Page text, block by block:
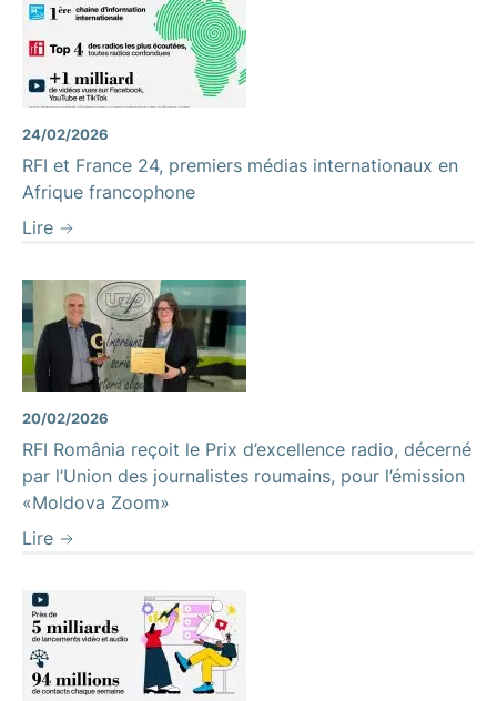
24/02/2026
RFI et France 24, premiers médias internationaux en
Afrique francophone
Lire
20/02/2026
RFI România reçoit le Prix d’excellence radio, décerné
par l’Union des journalistes roumains, pour l’émission
«Moldova Zoom»
Lire